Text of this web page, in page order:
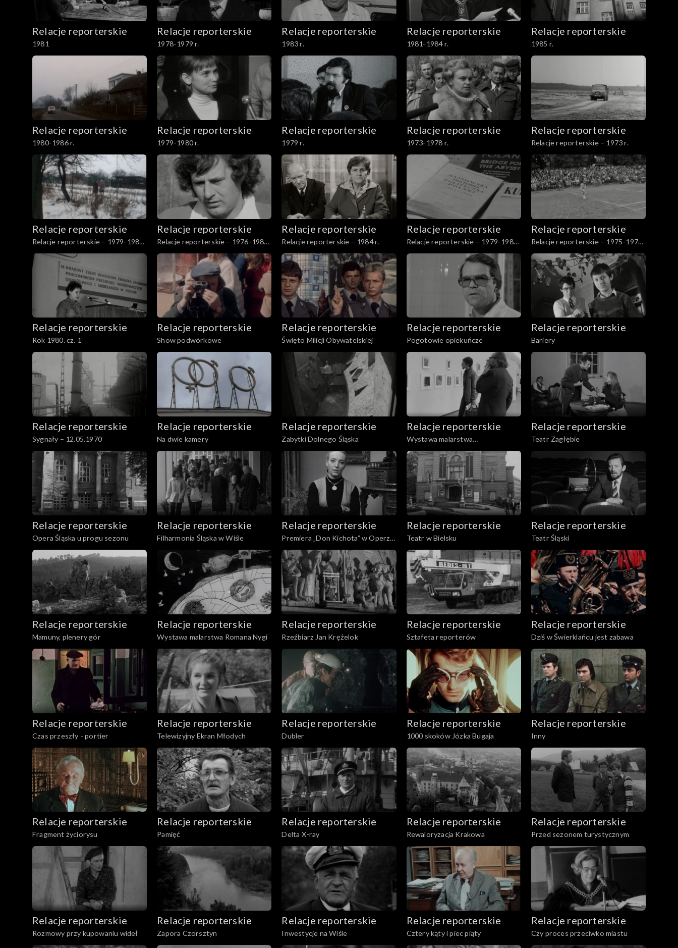
Relacje reporterskie
1981
Relacje reporterskie
1978-1979 r.
Relacje reporterskie
1983 r.
Relacje reporterskie
1981-1984 r.
Relacje reporterskie
1985 r.
Relacje reporterskie
1980-1986 r.
Relacje reporterskie
1979-1980 r.
Relacje reporterskie
1979 r.
Relacje reporterskie
1973-1978 r.
Relacje reporterskie
Relacje reporterskie – 1973 r.
Relacje reporterskie
Relacje reporterskie – 1979-1980
r.
Relacje reporterskie
Relacje reporterskie – 1976-1980
r.
Relacje reporterskie
Relacje reporterskie – 1984 r.
Relacje reporterskie
Relacje reporterskie – 1979-1984
r.
Relacje reporterskie
Relacje reporterskie – 1975-1976
r.
Relacje reporterskie
Rok 1980. cz. 1
Relacje reporterskie
Show podwórkowe
Relacje reporterskie
Święto Milicji Obywatelskiej
Relacje reporterskie
Pogotowie opiekuńcze
Relacje reporterskie
Bariery
Relacje reporterskie
Sygnały – 12.05.1970
Relacje reporterskie
Na dwie kamery
Relacje reporterskie
Zabytki Dolnego Śląska
Relacje reporterskie
Wystawa malarstwa
Grabowskiego
Relacje reporterskie
Teatr Zagłębie
Relacje reporterskie
Opera Śląska u progu sezonu
Relacje reporterskie
Filharmonia Śląska w Wiśle
Relacje reporterskie
Premiera „Don Kichota” w Operze
Śląskiej
Relacje reporterskie
Teatr w Bielsku
Relacje reporterskie
Teatr Śląski
Relacje reporterskie
Mamuny, plenery gór
Relacje reporterskie
Wystawa malarstwa Romana Nygi
Relacje reporterskie
Rzeźbiarz Jan Krężelok
Relacje reporterskie
Sztafeta reporterów
Relacje reporterskie
Dziś w Świerklańcu jest zabawa
Relacje reporterskie
Czas przeszły - portier
Relacje reporterskie
Telewizyjny Ekran Młodych
Relacje reporterskie
Dubler
Relacje reporterskie
1000 skoków Józka Bugaja
Relacje reporterskie
Inny
Relacje reporterskie
Fragment życiorysu
Relacje reporterskie
Pamięć
Relacje reporterskie
Delta X-ray
Relacje reporterskie
Rewaloryzacja Krakowa
Relacje reporterskie
Przed sezonem turystycznym
Relacje reporterskie
Rozmowy przy kupowaniu wideł
Relacje reporterskie
Zapora Czorsztyn
Relacje reporterskie
Inwestycje na Wiśle
Relacje reporterskie
Cztery kąty i piec piąty
Relacje reporterskie
Czy proces przeciwko miastu